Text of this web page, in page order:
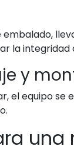
embalado,
la integridad
y
el equipo
una